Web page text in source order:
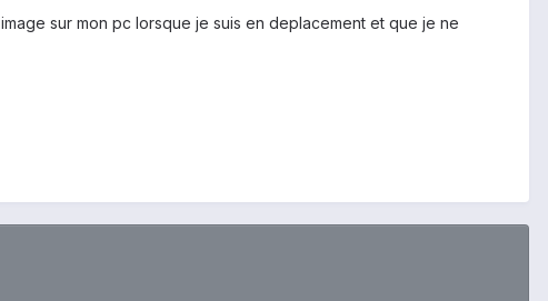
sur mon pc lorsque je suis en deplacement et que je ne